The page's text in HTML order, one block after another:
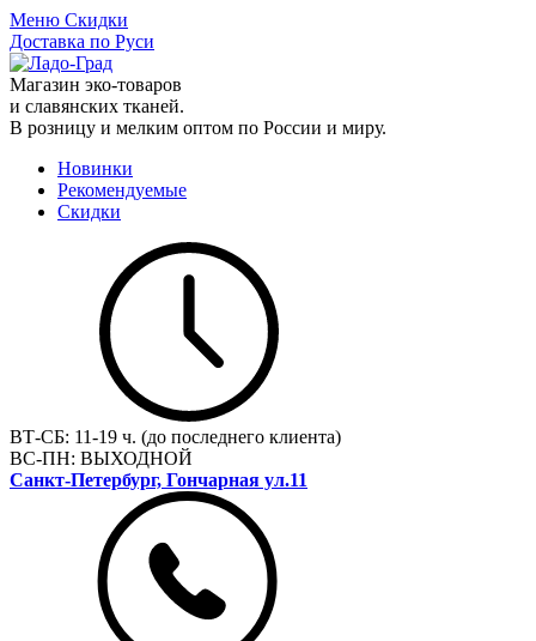
Меню Скидки
Доставка по Руси
Магазин эко-товаров
и славянских тканей.
В розницу и мелким оптом по России и миру.
Новинки
Рекомендуемые
Скидки
ВТ-СБ: 11-19 ч. (до последнего клиента)
ВС-ПН: ВЫХОДНОЙ
Санкт-Петербург, Гончарная ул.11